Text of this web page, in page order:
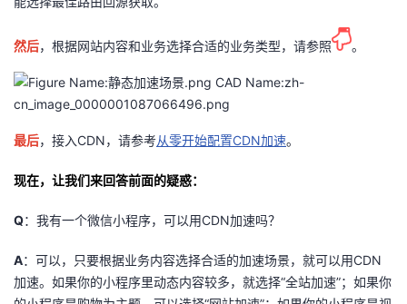
然后，根据网站内容和业务选择合适的业务类型，请参照 。
最后，接入CDN，请参考从零开始配置CDN加速。
现在，让我们来回答前面的疑惑：
Q：我有一个微信小程序，可以用CDN加速吗？
A：可以，只要根据业务内容选择合适的加速场景，就可以用CDN
加速。如果你的小程序里动态内容较多，就选择“全站加速”；如果你